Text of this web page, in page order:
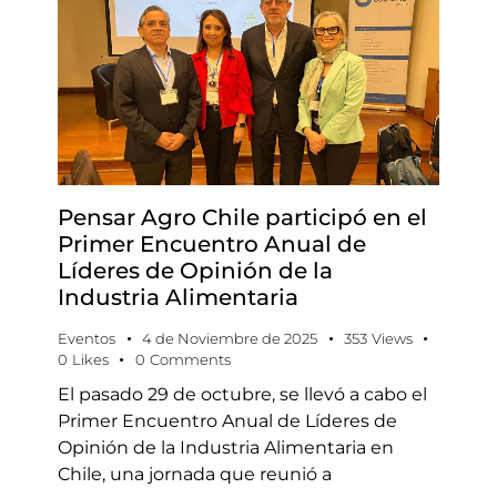
Pensar Agro Chile participó en el
Primer Encuentro Anual de
Líderes de Opinión de la
Industria Alimentaria
Eventos 4 de Noviembre de 2025 353 Views
0 Likes 0 Comments
El pasado 29 de octubre, se llevó a cabo el
Primer Encuentro Anual de Líderes de
Opinión de la Industria Alimentaria en
Chile, una jornada que reunió a